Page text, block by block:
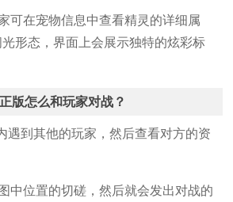
可在宠物信息中查看精灵的详细属
形态，界面上会展示独特的炫彩标
版怎么和玩家对战？
遇到其他的玩家，然后查看对方的资
中位置的切磋，然后就会发出对战的